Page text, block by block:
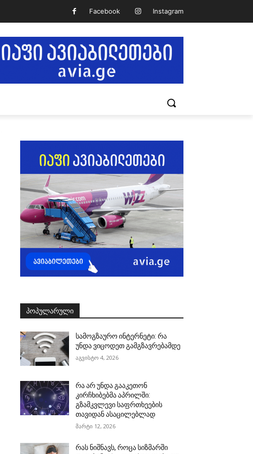
Facebook Instagram
ᲞᲝᲞᲣᲚᲐᲠᲣᲚᲘ
სამოგზაურო ინტერნეტი: რა
უნდა ვიცოდეთ გამგზავრებამდე
აგვისტო 4, 2026
რა არ უნდა გააკეთონ
კირჩხიბებმა აპრილში:
გზამკვლევი საფრთხეების
თავიდან ასაცილებლად
მარტი 12, 2026
რას ნიშნავს, როცა სიზმარში